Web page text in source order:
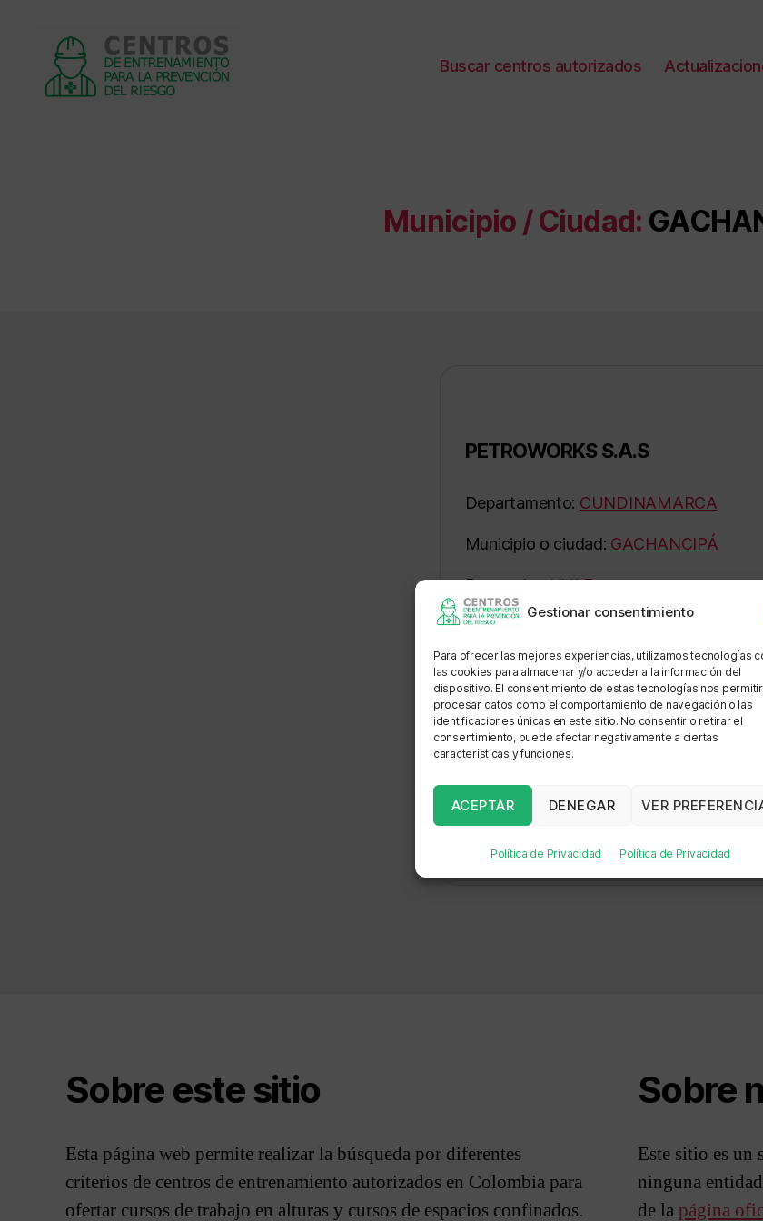
Gestionar consentimiento
Para ofrecer las mejores experiencias, utilizamos tecnologías
las cookies para almacenar y/o acceder a la información del
dispositivo. El consentimiento de estas tecnologías nos
procesar datos como el comportamiento de navegación o las
identificaciones únicas en este sitio. No consentir o retirar el
consentimiento, puede afectar negativamente a ciertas
características y funciones.
ACEPTAR DENEGAR VER
Política de Privacidad Política de Privacidad
Buscar centros autorizados
Municipio / Ciudad:
PETROWORKS S.A.S
Departamento: CUNDINAMARCA
Municipio o ciudad: GACHANCIPÁ
Proveedor:UVAE
Programa:
Estado:APROBADO FORMACIÓN EN
EMPRESA
Sede: BASE GACHANCIPÁ
Tunja, vereda San Martin
Sobre este sitio
Esta página web permite realizar la búsqueda por diferentes
criterios de centros de entrenamiento autorizados en Colombia para
ofertar cursos de trabajo en alturas y cursos de espacios confinados.
Sobre
Este sitio es
ninguna
de la página